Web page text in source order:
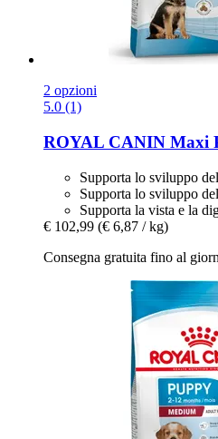
2 opzioni
5.0 (1)
ROYAL CANIN Maxi
Supporta lo sviluppo
Supporta lo sviluppo
Supporta la vista e la
€ 102,99 (€ 6,87 / kg)
Consegna gratuita fino al